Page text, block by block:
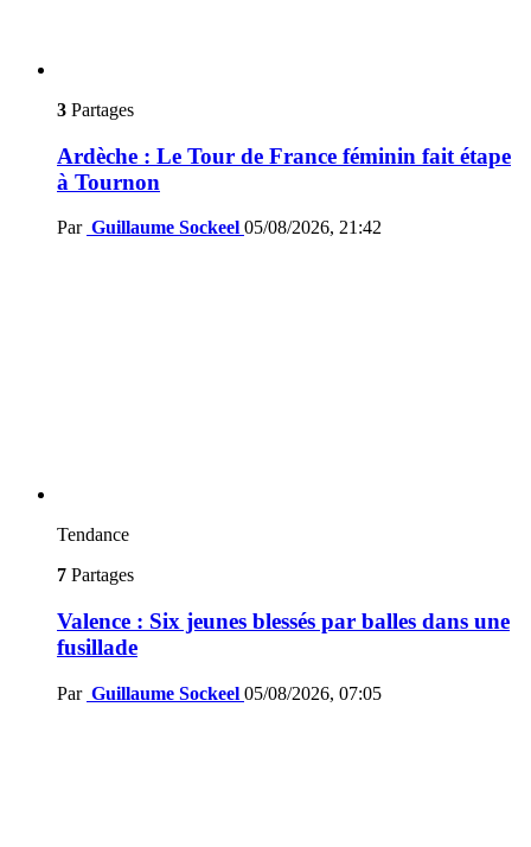
3 Partages
Ardèche : Le Tour de France féminin fait étape
à Tournon
Par Guillaume Sockeel 05/08/2026, 21:42
Tendance
7 Partages
Valence : Six jeunes blessés par balles dans une
fusillade
Par Guillaume Sockeel 05/08/2026, 07:05